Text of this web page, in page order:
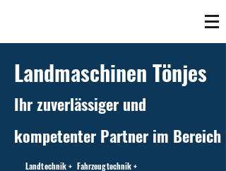
Landmaschinen Tönjes
Ihr zuverlässiger und
kompetenter Partner im Bereich
Landtechnik + Fahrzeugtechnik +